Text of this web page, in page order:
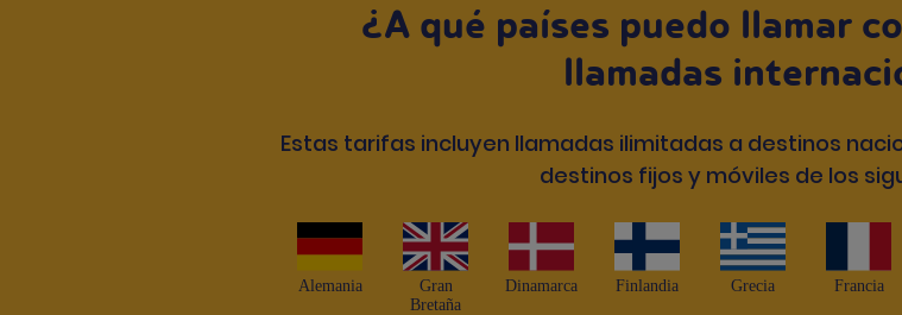
¿A qué países puedo llamar
llamadas
Estas tarifas incluyen llamadas ilimitadas a destinos
destinos fijos y móviles de los
Alemania
Gran
Bretaña
Dinamarca Finlandia Grecia Francia